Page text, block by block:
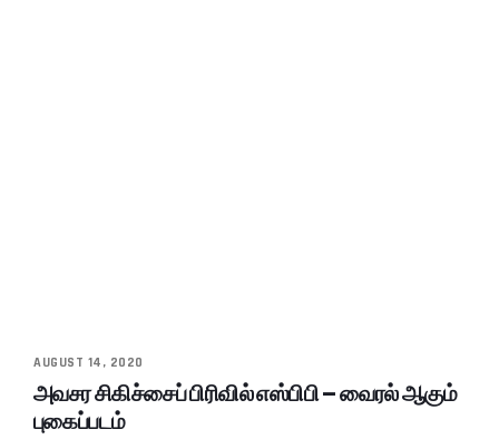
AUGUST 14, 2020
அவசர சிகிச்சைப் பிரிவில் எஸ்பிபி – வைரல் ஆகும்
புகைப்படம்